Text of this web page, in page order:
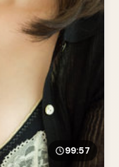
99:57